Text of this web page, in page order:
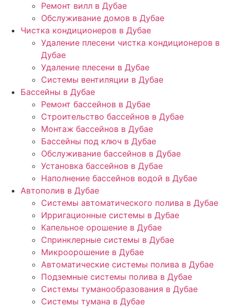
Ремонт вилл в Дубае
Обслуживание домов в Дубае
Чистка кондиционеров в Дубае
Удаление плесени чистка кондиционеров в
Дубае
Удаление плесени в Дубае
Системы вентиляции в Дубае
Бассейны в Дубае
Ремонт бассейнов в Дубае
Строительство бассейнов в Дубае
Монтаж бассейнов в Дубае
Бассейны под ключ в Дубае
Обслуживание бассейнов в Дубае
Установка бассейнов в Дубае
Наполнение бассейнов водой в Дубае
Автополив в Дубае
Системы автоматического полива в Дубае
Ирригационные системы в Дубае
Капельное орошение в Дубае
Спринклерные системы в Дубае
Микроорошение в Дубае
Автоматические системы полива в Дубае
Подземные системы полива в Дубае
Системы туманообразования в Дубае
Системы тумана в Дубае